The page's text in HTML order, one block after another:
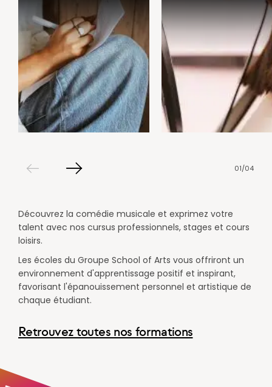
Découvrez la comédie musicale et exprimez votre
talent avec nos cursus professionnels, stages et cours
loisirs.
Les écoles du Groupe School of Arts vous offriront un
environnement d'apprentissage positif et inspirant,
favorisant l'épanouissement personnel et artistique de
chaque étudiant.
Retrouvez toutes nos formations
Slide
précédent
suivant
01/04